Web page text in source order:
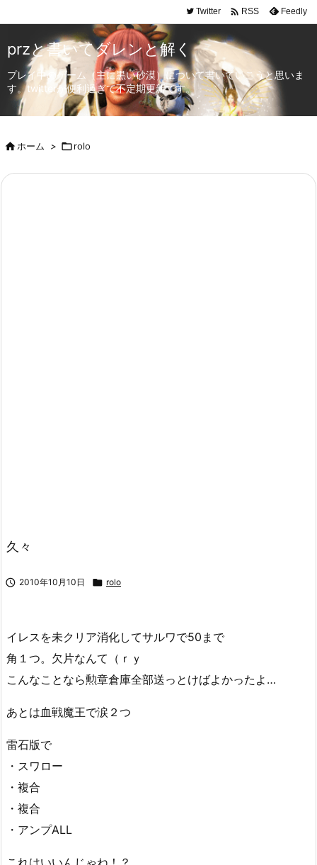
Twitter  RSS Feedly
przと書いてダレンと解く
プレイ中のゲーム（主に黒い砂漠）について書いていこうと思いま
す。twitterが便利過ぎて不定期更新です。
ホーム > rolo
久々
 2010年10月10日  rolo
イレスを未クリア消化してサルワで50まで
角１つ。欠片なんて（ｒｙ
こんなことなら勲章倉庫全部送っとけばよかったよ…
あとは血戦魔王で涙２つ
雷石版で
・スワロー
・複合
・複合
・アンプALL
これはいいんじゃね！？